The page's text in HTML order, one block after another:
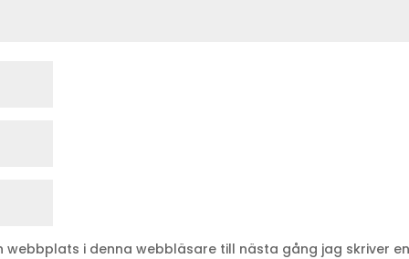
i denna webbläsare till nästa gång jag skriver